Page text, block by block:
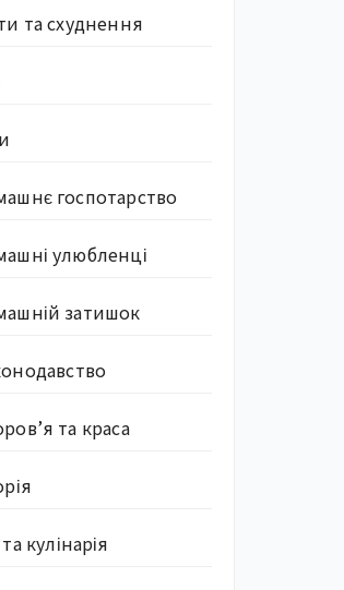
та схуднення
госпотарство
улюбленці
затишок
та краса
кулінарія